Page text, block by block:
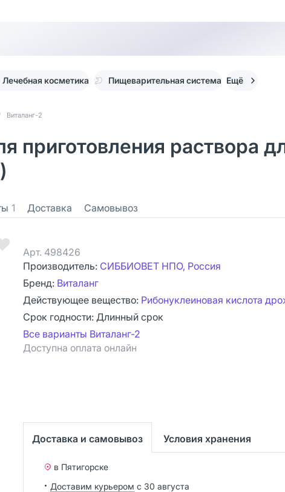
Лечебная косметика Пищеварительная система Ещё
Виталанг-2
приготовления раствора
1 Доставка Самовывоз
Арт. 498426
Производитель: СИББИОВЕТ НПО, Россия
Бренд: Виталанг
Действующее вещество: Рибонуклеиновая кислота
Срок годности: Длинный срок
Все варианты Виталанг-2
Доступна оплата онлайн
Доставка и самовывоз Условия хранения
в Пятигорске
Доставим курьером с 30 августа